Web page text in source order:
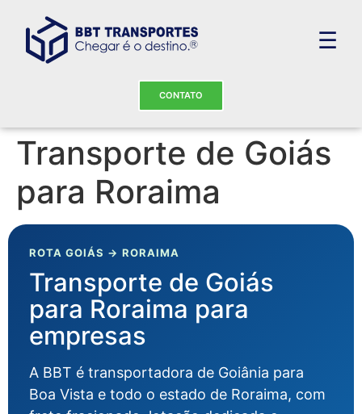
☰
CONTATO
Transporte de Goiás
para Roraima
ROTA GOIÁS → RORAIMA
Transporte de Goiás
para Roraima para
empresas
A BBT é transportadora de Goiânia para
Boa Vista e todo o estado de Roraima, com